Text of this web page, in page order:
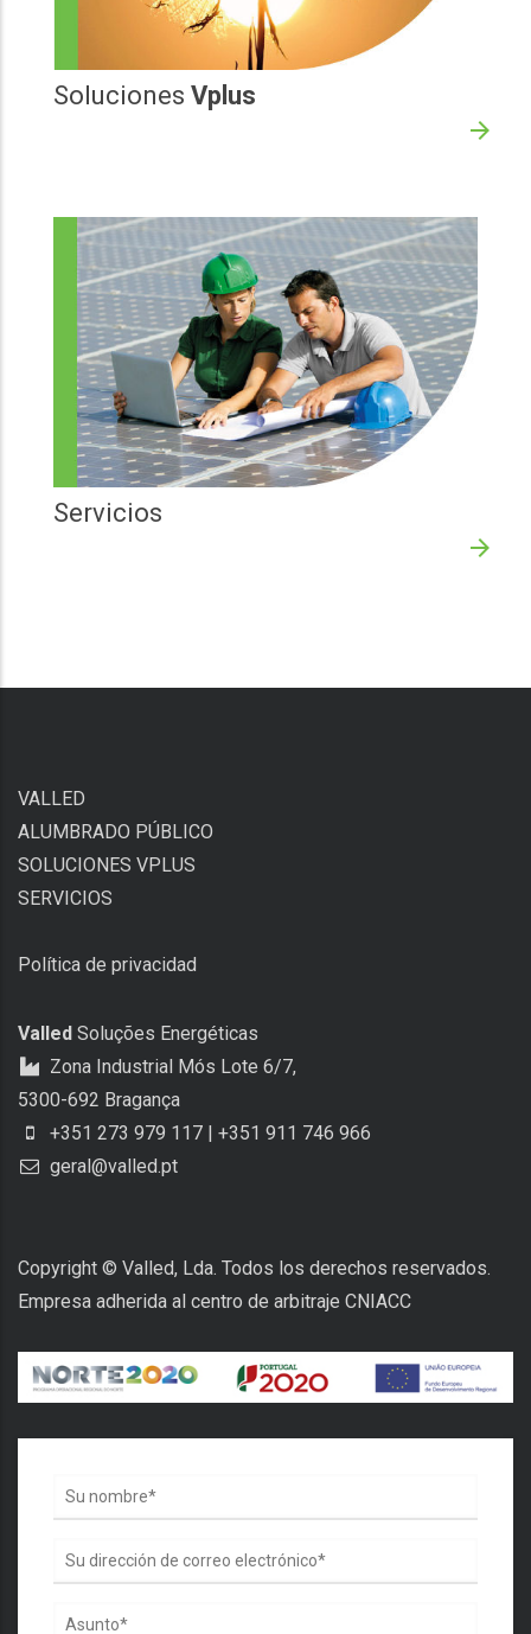
Soluciones Vplus
Servicios
VALLED
ALUMBRADO PÚBLICO
SOLUCIONES VPLUS
SERVICIOS
Política de privacidad
Valled Soluções Energéticas
Zona Industrial Mós Lote 6/7,
5300-692 Bragança
+351 273 979 117 | +351 911 746 966
geral@valled.pt
Copyright © Valled, Lda. Todos los derechos reservados.
Empresa adherida al centro de arbitraje CNIACC